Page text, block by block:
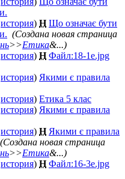
история) Н Що означає бути
(Создана новая страница
>>Етика&...)
история) Н Файл:18-1e.jpg
история) Якими є правила
история) Етика 5 клас
история) Якими є правила
история) Н Якими є правила
(Создана новая страница
>>Етика&...)
история) Н Файл:16-3e.jpg